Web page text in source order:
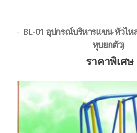
BL-01 อุปกรณ์บริหารแขน-หัวไห
หุบยกตัว)
ราคาพิเศษ